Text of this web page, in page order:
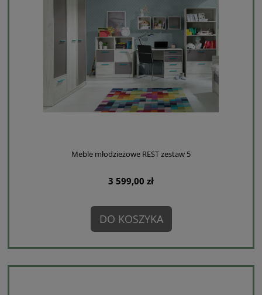
Meble młodzieżowe REST zestaw 5
3 599,00 zł
DO KOSZYKA